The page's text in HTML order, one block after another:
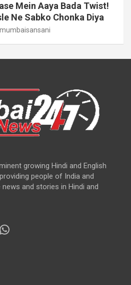
Mein Aaya Bada Twist!
Ne Sabko Chonka Diya
growing Hindi and English
people of India and
and stories in Hindi and
WhatsApp